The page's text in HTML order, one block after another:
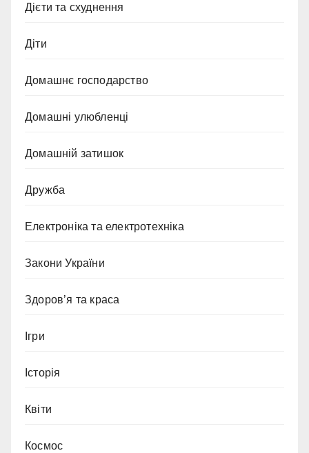
Дієти та схуднення
Діти
Домашнє господарство
Домашні улюбленці
Домашній затишок
Дружба
Електроніка та електротехніка
Закони України
Здоров’я та краса
Ігри
Історія
Квіти
Космос